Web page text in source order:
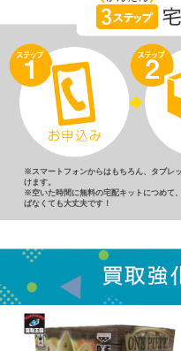
※スマートフォンからはもちろん、タブレ
けます。
※空いた時間に無料の宅配キットにつめて
ばなくても大丈夫です！